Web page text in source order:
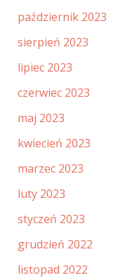
październik 2023
sierpień 2023
lipiec 2023
czerwiec 2023
maj 2023
kwiecień 2023
marzec 2023
luty 2023
styczeń 2023
grudzień 2022
listopad 2022